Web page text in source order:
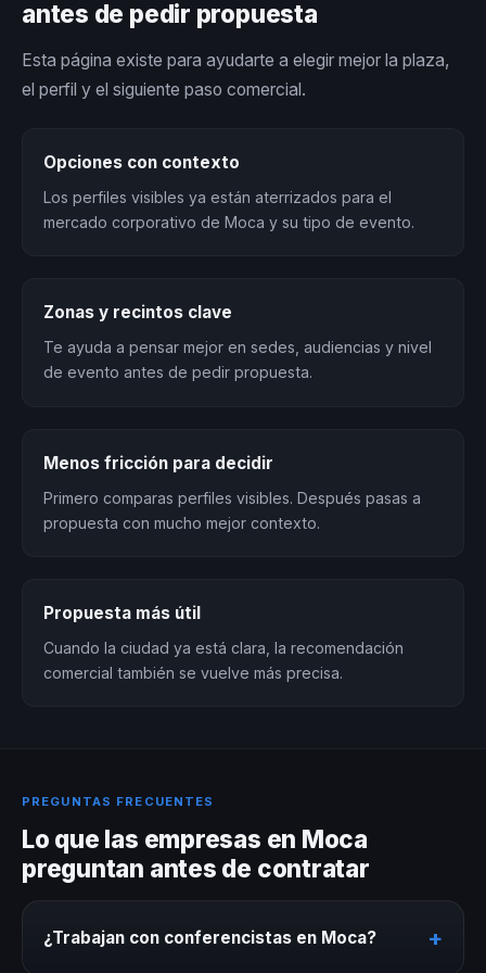
antes de pedir propuesta
Esta página existe para ayudarte a elegir mejor la plaza,
el perfil y el siguiente paso comercial.
Opciones con contexto
Los perfiles visibles ya están aterrizados para el
mercado corporativo de Moca y su tipo de evento.
Zonas y recintos clave
Te ayuda a pensar mejor en sedes, audiencias y nivel
de evento antes de pedir propuesta.
Menos fricción para decidir
Primero comparas perfiles visibles. Después pasas a
propuesta con mucho mejor contexto.
Propuesta más útil
Cuando la ciudad ya está clara, la recomendación
comercial también se vuelve más precisa.
PREGUNTAS FRECUENTES
Lo que las empresas en Moca
preguntan antes de contratar
¿Trabajan con conferencistas en Moca? +